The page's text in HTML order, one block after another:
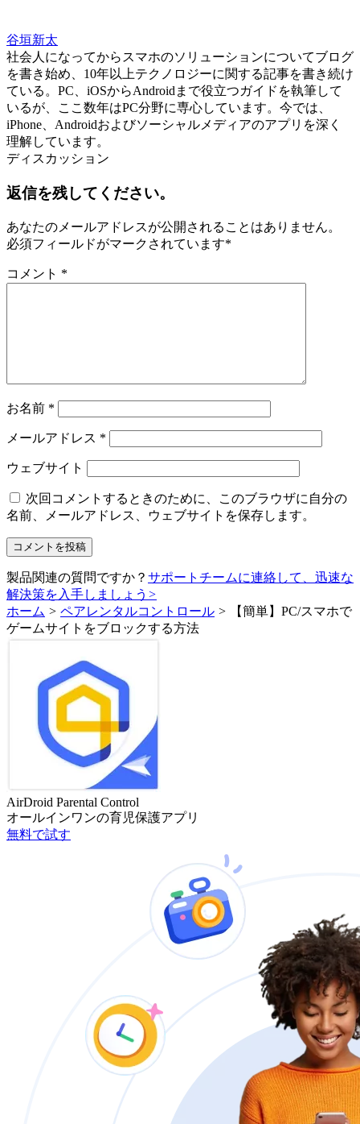
谷垣新太
社会人になってからスマホのソリューションについてブログ
を書き始め、10年以上テクノロジーに関する記事を書き続け
ている。PC、iOSからAndroidまで役立つガイドを執筆して
いるが、ここ数年はPC分野に専心しています。今では、
iPhone、Androidおよびソーシャルメディアのアプリを深く
理解しています。
ディスカッション
返信を残してください。
あなたのメールアドレスが公開されることはありません。
必須フィールドがマークされています*
コメント *
お名前 *
メールアドレス *
ウェブサイト
次回コメントするときのために、このブラウザに自分の
名前、メールアドレス、ウェブサイトを保存します。
製品関連の質問ですか？ サポートチームに連絡して、迅速な
解決策を入手しましょう >
ホーム > ペアレンタルコントロール > 【簡単】PC/スマホで
ゲームサイトをブロックする方法
AirDroid Parental Control
オールインワンの育児保護アプリ
無料で試す